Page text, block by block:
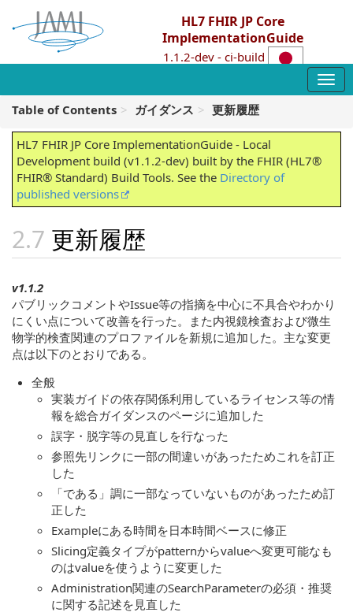
HL7 FHIR JP Core
ImplementationGuide
1.1.2-dev - ci-build
Table of Contents ガイダンス 更新履歴
HL7 FHIR JP Core ImplementationGuide - Local
Development build (v1.1.2-dev) built by the FHIR (HL7®
FHIR® Standard) Build Tools. See the Directory of
published versions
更新履歴
v1.1.2
パブリックコメントやIssue等の指摘を中心に不具合やわかり
にくい点について改善を行った。また内視鏡検査および微生
物学的検査関連のプロファイルを新規に追加した。主な変更
点は以下のとおりである。
全般
実装ガイドの依存関係利用しているライセンス等の情
報を総合ガイダンスのページに追加した
誤字・脱字等の見直しを行なった
参照先リンクに一部の間違いがあったためこれを訂正
した
「である」調に一部なっていないものがあったため訂
正した
Exampleにある時間を日本時間ベースに修正
Slicing定義タイプがpatternからvalueへ変更可能なも
のはvalueを使うように変更した
Administration関連のSearchParameterの必須・推奨
に関する記述を見直した